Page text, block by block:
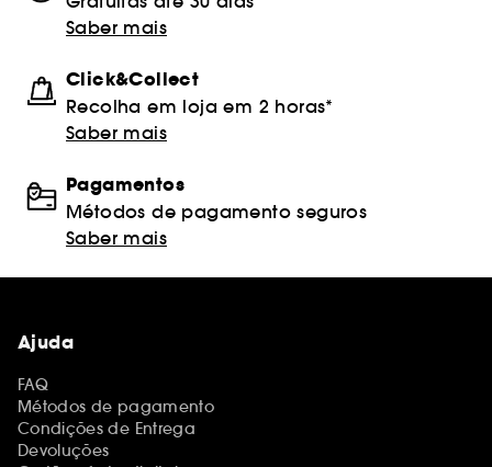
Saber mais
Click&Collect
Recolha em loja em 2 horas*
Saber mais
Pagamentos
Métodos de pagamento seguros
Saber mais
Ajuda
FAQ
Métodos de pagamento
Condições de Entrega
Devoluções